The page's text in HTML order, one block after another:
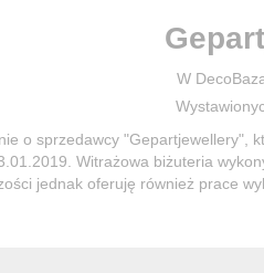
W
o sprzedawcy "Gepartjewellery",
Witrażowa biżuteria
jednak oferuję również prace